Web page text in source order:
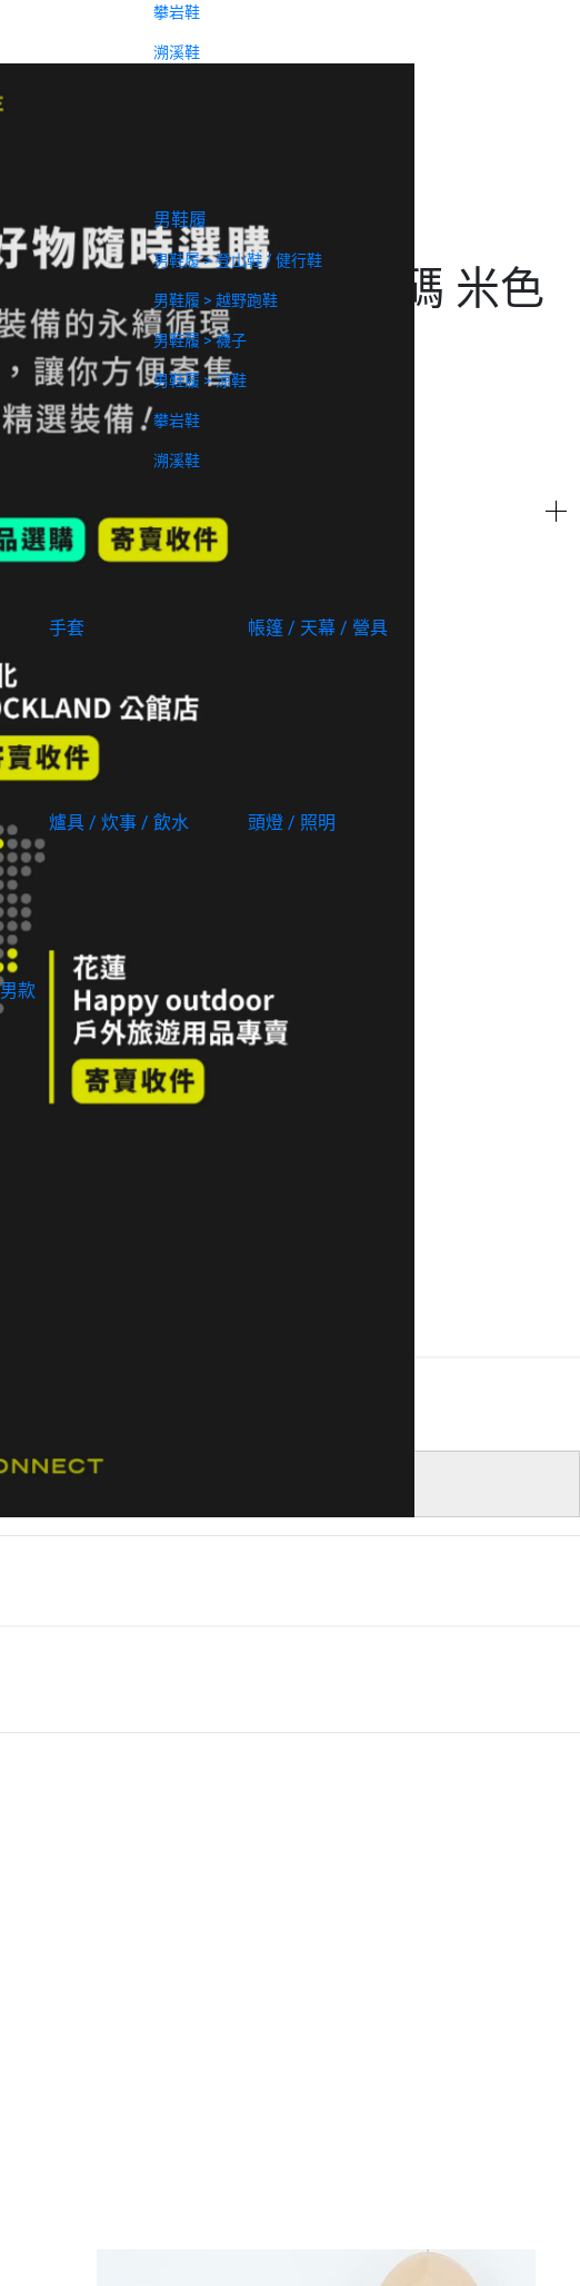
攀岩鞋
溯溪鞋
男鞋履
男鞋履 > 登山鞋 / 健行鞋
男鞋履 > 越野跑鞋
男鞋履 > 襪子
男鞋履 > 涼鞋
攀岩鞋
溯溪鞋
手套 帳篷 / 天幕 / 營具
爐具 / 炊事 / 飲水 頭燈 / 照明
男款
毛絨刷毛保暖衣 M碼 米色